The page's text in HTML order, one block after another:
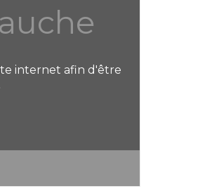
internet afin d'être